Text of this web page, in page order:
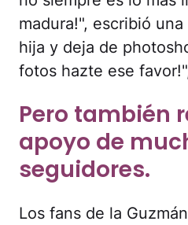
madura!", escribió
hija y deja de
fotos hazte ese
Pero también
apoyo de
seguidores.
Los fans de la